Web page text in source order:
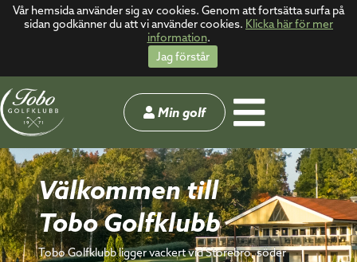
Min golf
Välkommen till
Tobo Golfklubb
Tobo Golfklubb ligger vackert vid Storebro, söder
Vår hemsida använder sig av cookies. Genom att fortsätta surfa på
sidan godkänner du att vi använder cookies. Klicka här för mer
information.
Jag förstår